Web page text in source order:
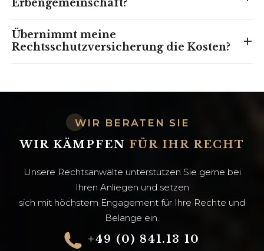
Erbengemeinschaft?
Übernimmt meine
Rechtsschutzversicherung die Kosten?
+
WIR BERATEN SIE
WIR KÄMPFEN FÜR IHR RECHT
Unsere Rechtsanwälte unterstützen Sie gerne bei
Ihren Anliegen und setzen
sich mit höchstem Engagement für Ihre Rechte und
Belange ein.
+49 (0) 841.13 10